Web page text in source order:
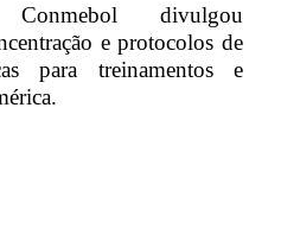
divulgou
e protocolos de
para treinamentos e